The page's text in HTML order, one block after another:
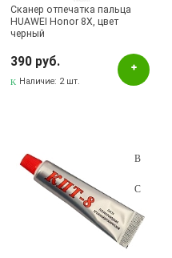
Сканер отпечатка пальца
HUAWEI Honor 8X, цвет
черный
390 руб.
Наличие: 2 шт.